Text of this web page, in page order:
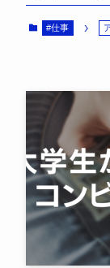
#仕事